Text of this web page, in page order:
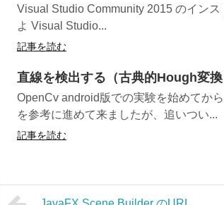
Visual Studio Community 2015 のイン
よ Visual Studio...
記事を読む
直線を検出する（古典的Hough変換
OpenCv android版での実験を始めてか
を参考に進めて来ましたが、追いつい...
記事を読む